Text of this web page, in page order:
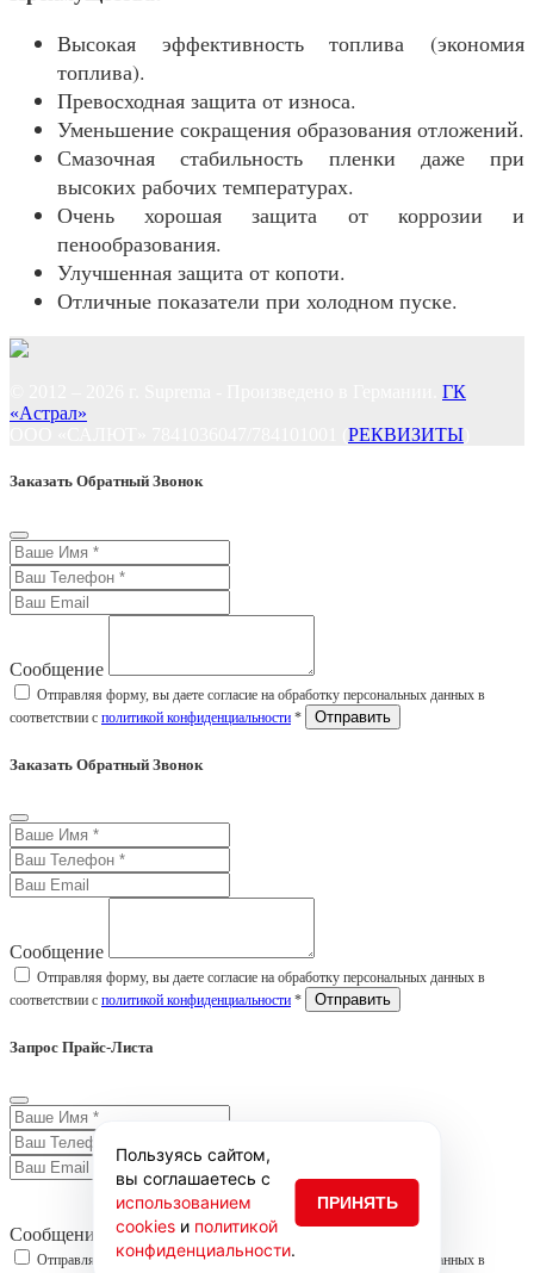
Высокая эффективность топлива (экономия
топлива).
Превосходная защита от износа.
Уменьшение сокращения образования отложений.
Смазочная стабильность пленки даже при
высоких рабочих температурах.
Очень хорошая защита от коррозии и
пенообразования.
Улучшенная защита от копоти.
Отличные показатели при холодном пуске.
ГК
«Астрал»
РЕКВИЗИТЫ
Заказать Обратный Звонок
Сообщение
Отправляя форму, вы даете согласие на обработку персональных данных в
соответствии с политикой конфиденциальности *
Заказать Обратный Звонок
Сообщение
Отправляя форму, вы даете согласие на обработку персональных данных в
соответствии с политикой конфиденциальности *
Запрос Прайс-Листа
Сообщение
Отправляя форму, вы даете согласие на обработку персональных данных в
Пользуясь сайтом,
вы соглашаетесь с
использованием
cookiesи политикой
конфиденциальности.
ПРИНЯТЬ